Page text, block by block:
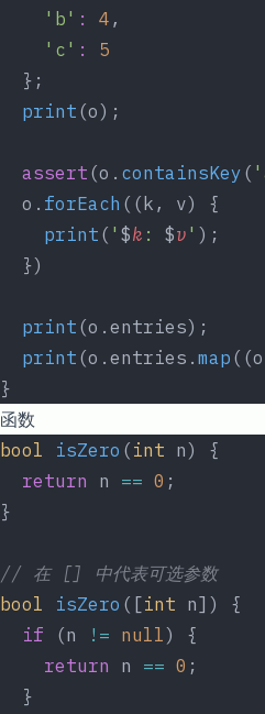
    'b'
: 4 ,
    'c'
:
5
  };
  print
(o);
  assert
(o. containsKey (
  o.
forEach ((k, v) {
    print
( ' $k : $v ' );
  })
  print
(o.entries);
  print
(o.entries. map
}
函数
bool isZero ( int n) {
  return
n == 0 ;
}
// 在 [] 中代表可选参数
bool isZero ([int n]) {
  if
(n != null) {
    return
n == 0 ;
  }